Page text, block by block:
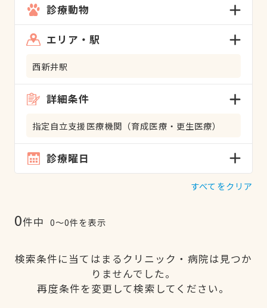
診療動物
エリア・駅
西新井駅
詳細条件
指定自立支援医療機関（育成医療・更生医療）
診療曜日
すべてをクリア
0件中 0〜0件を表示
検索条件に当てはまるクリニック・病院は見つか
りませんでした。
再度条件を変更して検索してください。